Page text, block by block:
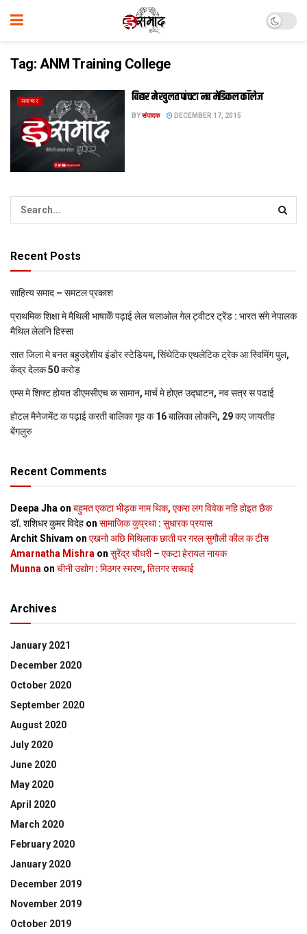
Tag: ANM Training College
समाचार बिहार मे खुलत पांचटा नब मेडिकल कॉलेज
BYसंपादक DECEMBER 17, 2015
Recent Posts
साहित्य समाद – समटल प्रकाश
प्राथमिक शि‍क्षा मे मैथि‍ली भाषाकेँ पढ़ाई लेल चलाओल गेल ट्वीटर ट्रेंड : भारत संगे नेपालक
मैथिल लेलनि हिस्सा
सात जिला मे बनत बहुउद्देशीय इंडोर स्‍टेडि‍यम, सिंथेटिक एथलेटिक ट्रेक आ स्विमिंग पुल,
केंद्र देलक 50 करोड़
एम्स मे शिफ्ट होयत डीएमसीएच क सामान, मार्च मे होएत उद्घाटन, नव सत्र स पढाई
होटल मैनेजमेंट क पढ़ाई करती बालिका गृह क 16 बालिका लोकनि, 29 कए जायतीह
बेंगलुरु
Recent Comments
Deepa Jha on बहुमत एकटा भीड़क नाम थिक, एकरा लग विवेक नहि होइत छैक
डॉ. शशिधर कुमर विदेह on सामाजिक कुप्रथा : सुधारक प्रयास
Archit Shivam on एखनो अछि मिथिलाक छाती पर गरल सुगौली कील क टीस
Amarnatha Mishra on सुरेंद्र चौधरी – एकटा हेरायल नायक
Munna on चीनी उद्योग : मिठगर स्‍मरण, तितगर सच्‍चाई
Archives
January 2021
December 2020
October 2020
September 2020
August 2020
July 2020
June 2020
May 2020
April 2020
March 2020
February 2020
January 2020
December 2019
November 2019
October 2019